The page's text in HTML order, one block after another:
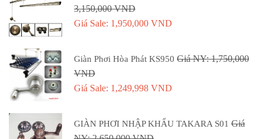
3,150,000 VND
Giá Sale: 1,950,000 VND
Giàn Phơi Hòa Phát KS950 Giá NY: 1,750,000
VND
Giá Sale: 1,249,998 VND
GIÀN PHƠI NHẬP KHẨU TAKARA S01 Giá